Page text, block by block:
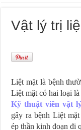
Vật lý trị
Liệt mặt là bệnh
Liệt mặt có hai loại
Kỹ thuật viên vật
gây ra bệnh Liệt
ép thần kinh đoạn đi